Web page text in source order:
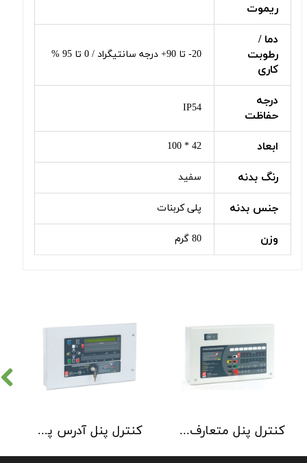
ریموت
دما /
رطوبت
کاری
20- تا 90+ درجه سانتیگراد / 0 تا 95 %
درجه
حفاظت
IP54
ابعاد 42 * 100
رنگ بدنه سفید
جنس بدنه پلی کربنات
وزن 80 گرم
کنترل پنل آدرس پذیر C-TEC سری XFP دو لوپ 32 زون کنترل پنل متعارف C-TEC سری CFP 8 Zone